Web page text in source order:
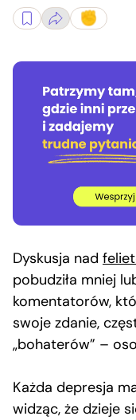
Dyskusja nad
pobudziła mniej
komentatorów,
swoje zdanie,
„bohaterów” –
Każda depresja
widząc, że dzieje